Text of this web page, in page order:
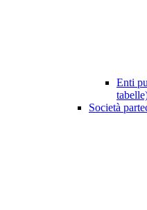
Enti
Società